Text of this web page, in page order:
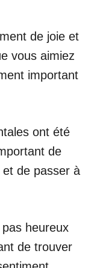
de joie et
vous aimiez
important
ont été
de
et de passer à
heureux
de trouver